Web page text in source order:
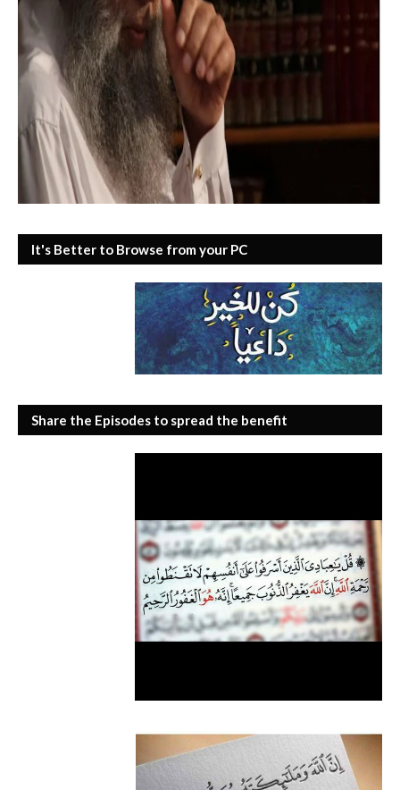
It's Better to Browse from your PC
Share the Episodes to spread the benefit